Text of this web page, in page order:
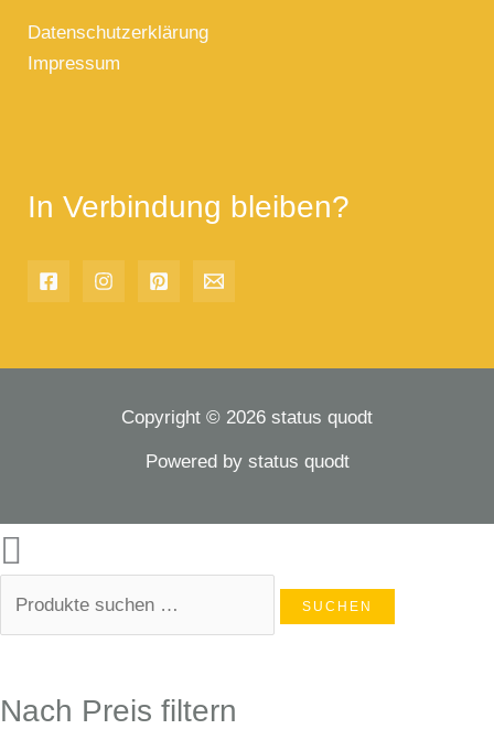
Datenschutzerklärung
Impressum
In Verbindung bleiben?
Copyright © 2026 status quodt
Powered by status quodt
SUCHEN
Nach Preis filtern